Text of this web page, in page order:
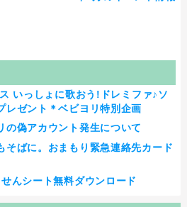
いっしょに歌おう!ドレミファ♪ソ
レゼント＊ベビヨリ特別企画
の偽アカウント発生について
そばに。おまもり緊急連絡先カード
んシート無料ダウンロード